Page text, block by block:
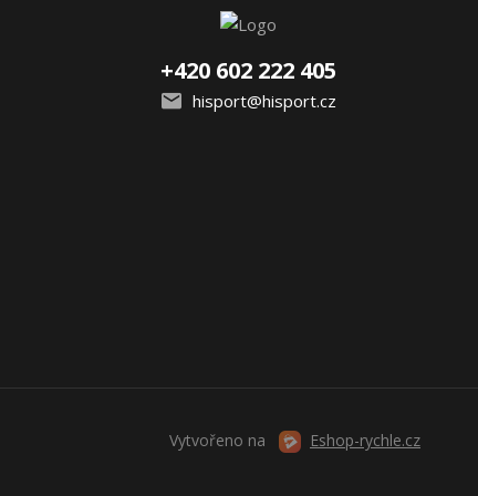
+420 602 222 405
hisport@hisport.cz
Vytvořeno na Eshop-rychle.cz